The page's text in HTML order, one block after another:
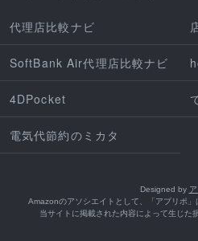
代理店比較ナビ
SoftBank Air代理店比較ナビ
4DPocket
電気代節約のミカタ
Designed by
Amazonのアソシエイトとして、「アプリポ」
当サイトに掲載された内容によって生じた